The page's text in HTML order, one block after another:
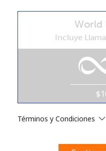
estosTérminos y
World
Incluye
Términos y Condiciones